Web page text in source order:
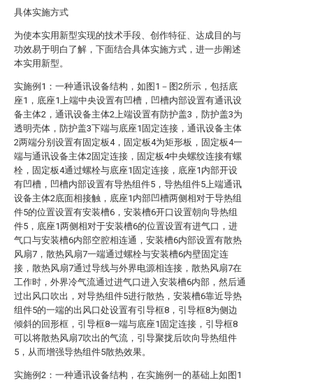
具体实施方式
为使本实用新型实现的技术手段、创作特征、达成目的与
功效易于明白了解，下面结合具体实施方式，进一步阐述
本实用新型。
实施例1：一种通讯设备结构，如图1－图2所示，包括底
座1，底座1上端中央设置有凹槽，凹槽内部设置有通讯设
备主体2，通讯设备主体2上端设置有防护盖3，防护盖3为
透明壳体，防护盖3下端与底座1固定连接，通讯设备主体
2两端分别设置有固定板4，固定板4为矩形板，固定板4一
端与通讯设备主体2固定连接，固定板4中央螺纹连接有螺
栓，固定板4通过螺栓与底座1固定连接，底座1内部开设
有凹槽，凹槽内部设置有导热组件5，导热组件5上端通讯
设备主体2底面相接触，底座1内部凹槽两侧相对于导热组
件5的位置设置有安装槽6，安装槽6开口设置朝向导热组
件5，底座1两侧相对于安装槽6的位置设置有进气口，进
气口与安装槽6内部空腔相连通，安装槽6内部设置有散热
风扇7，散热风扇7一端通过螺栓与安装槽6内壁固定连
接，散热风扇7通过导线与外界电源相连接，散热风扇7在
工作时，外界冷气流通过进气口进入安装槽6内部，然后通
过出风口吹出，对导热组件5进行散热，安装槽6靠近导热
组件5的一端的出风口处设置有引导框8，引导框8为侧边
倾斜的回形框，引导框8一端与底座1固定连接，引导框8
可以将散热风扇7吹出的气流，引导聚拢后吹向导热组件
5，从而增强导热组件5散热效果。
实施例2：一种通讯设备结构，在实施例一的基础上如图1